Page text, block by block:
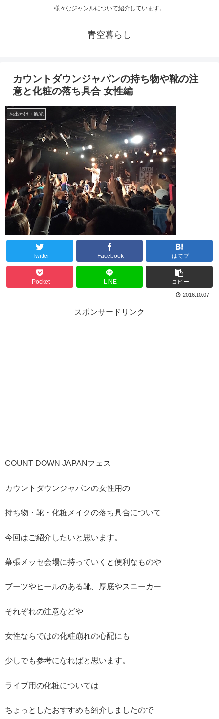
様々なジャンルについて紹介しています。
青空暮らし
カウントダウンジャパンの持ち物や靴の注
意と化粧の落ち具合 女性編
お出かけ・観光
Twitter Facebook はてブ
Pocket LINE コピー
2016.10.07
スポンサードリンク
COUNT DOWN JAPANフェス
カウントダウンジャパンの女性用の
持ち物・靴・化粧メイクの落ち具合について
今回はご紹介したいと思います。
幕張メッセ会場に持っていくと便利なものや
ブーツやヒールのある靴、厚底やスニーカー
それぞれの注意などや
女性ならではの化粧崩れの心配にも
少しでも参考になればと思います。
ライブ用の化粧については
ちょっとしたおすすめも紹介しましたので